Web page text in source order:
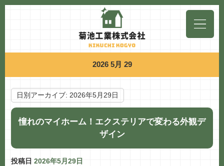
2026 5月 29
日別アーカイブ: 2026年5月29日
憧れのマイホーム！エクステリアで変わる外観デ
ザイン
投稿日 2026年5月29日